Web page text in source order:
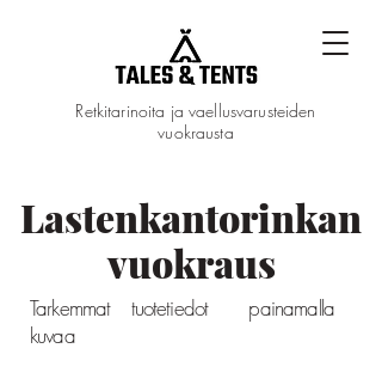
Retkitarinoita ja vaellusvarusteiden
vuokrausta
Lastenkantorinkan
vuokraus
Tarkemmat tuotetiedot painamalla
kuvaa